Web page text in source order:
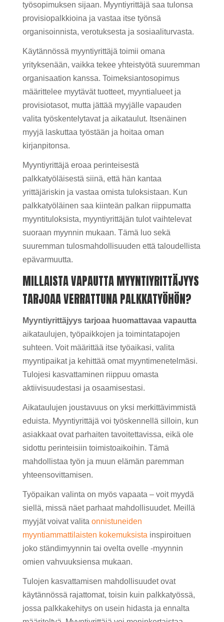
työsopimuksen sijaan. Myyntiyrittäjä saa tulonsa
provisiopalkkioina ja vastaa itse työnsä
organisoinnista, verotuksesta ja sosiaaliturvasta.
Käytännössä myyntiyrittäjä toimii omana
yrityksenään, vaikka tekee yhteistyötä suuremman
organisaation kanssa. Toimeksiantosopimus
määrittelee myytävät tuotteet, myyntialueet ja
provisiotasot, mutta jättää myyjälle vapauden
valita työskentelytavat ja aikataulut. Itsenäinen
myyjä laskuttaa työstään ja hoitaa oman
kirjanpitonsa.
Myyntiyrittäjä eroaa perinteisestä
palkkatyöläisestä siinä, että hän kantaa
yrittäjäriskin ja vastaa omista tuloksistaan. Kun
palkkatyöläinen saa kiinteän palkan riippumatta
myyntituloksista, myyntiyrittäjän tulot vaihtelevat
suoraan myynnin mukaan. Tämä luo sekä
suuremman tulosmahdollisuuden että taloudellista
epävarmuutta.
MILLAISTA VAPAUTTA MYYNTIYRITTÄJYYS
TARJOAA VERRATTUNA PALKKATYÖHÖN?
Myyntiyrittäjyys tarjoaa huomattavaa vapautta
aikataulujen, työpaikkojen ja toimintatapojen
suhteen. Voit määrittää itse työaikasi, valita
myyntipaikat ja kehittää omat myyntimenetelmäsi.
Tulojesi kasvattaminen riippuu omasta
aktiivisuudestasi ja osaamisestasi.
Aikataulujen joustavuus on yksi merkittävimmistä
eduista. Myyntiyrittäjä voi työskennellä silloin, kun
asiakkaat ovat parhaiten tavoitettavissa, eikä ole
sidottu perinteisiin toimistoaikoihin. Tämä
mahdollistaa työn ja muun elämän paremman
yhteensovittamisen.
Työpaikan valinta on myös vapaata – voit myydä
siellä, missä näet parhaat mahdollisuudet. Meillä
myyjät voivat valita onnistuneiden
myyntiammattilaisten kokemuksista inspiroituen
joko ständimyynnin tai ovelta ovelle -myynnin
omien vahvuuksiensa mukaan.
Tulojen kasvattamisen mahdollisuudet ovat
käytännössä rajattomat, toisin kuin palkkatyössä,
jossa palkkakehitys on usein hidasta ja ennalta